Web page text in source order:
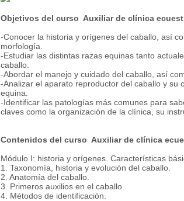
Objetivos del curso Auxiliar de clínica
-Conocer la historia y orígenes del caballo, así
morfología.
-Estudiar las distintas razas equinas tanto
caballo.
-Abordar el manejo y cuidado del caballo, así
-Analizar el aparato reproductor del caballo y su
equina.
-Identificar las patologías más comunes para
claves como la organización de la clínica, su
Contenidos del curso Auxiliar de clínica
Módulo I: historia y orígenes. Características
1. Taxonomía, historia y evolución del caballo.
2. Anatomía del caballo.
3. Primeros auxilios en el caballo.
4. Métodos de identificación.